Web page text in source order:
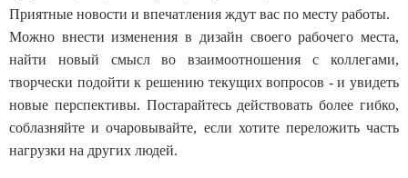
Приятные новости и впечатления ждут вас по месту работы.
Можно внести изменения в дизайн своего рабочего места,
найти новый смысл во взаимоотношения с коллегами,
творчески подойти к решению текущих вопросов - и увидеть
новые перспективы. Постарайтесь действовать более гибко,
соблазняйте и очаровывайте, если хотите переложить часть
нагрузки на других людей.